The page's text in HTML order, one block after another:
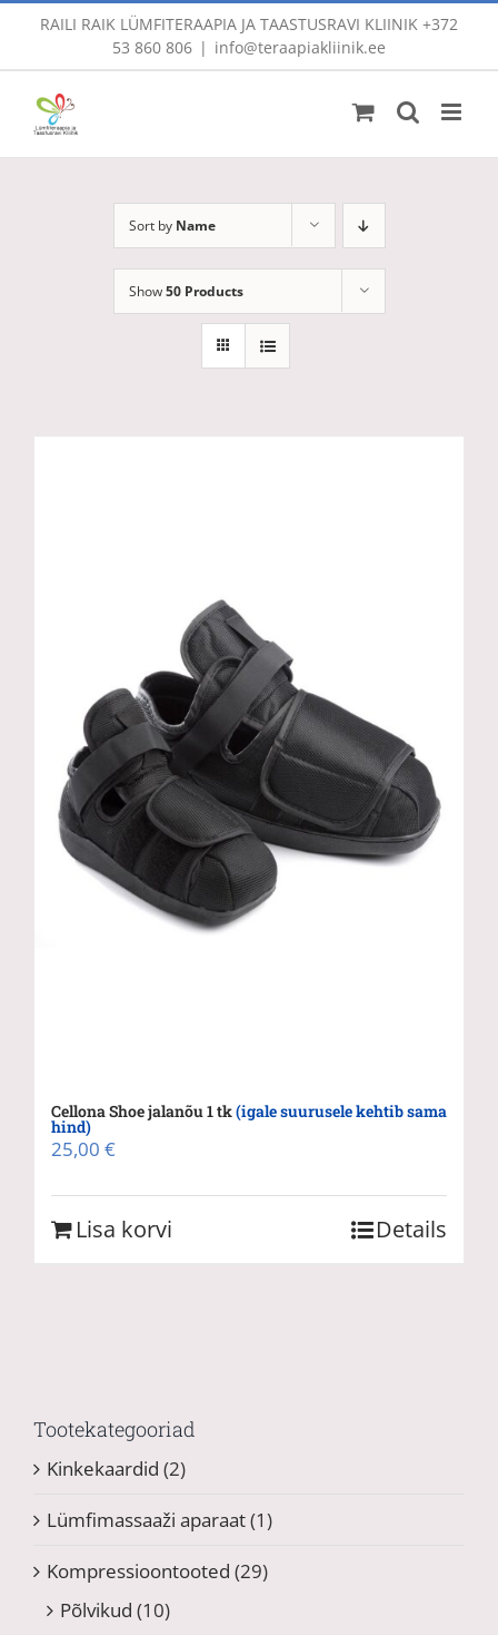
content
RAILI RAIK LÜMFITERAAPIA JA TAASTUSRAVI KLIINIK +372
53 860 806 | info@teraapiakliinik.ee
Sort by Name
Show50 Products
Cellona Shoe jalanõu 1 tk(igale suurusele kehtib sama
hind)
25,00 €
Lisa korvi Details
Tootekategooriad
Kinkekaardid (2)
Lümfimassaaži aparaat(1)
Kompressioontooted (29)
Põlvikud (10)